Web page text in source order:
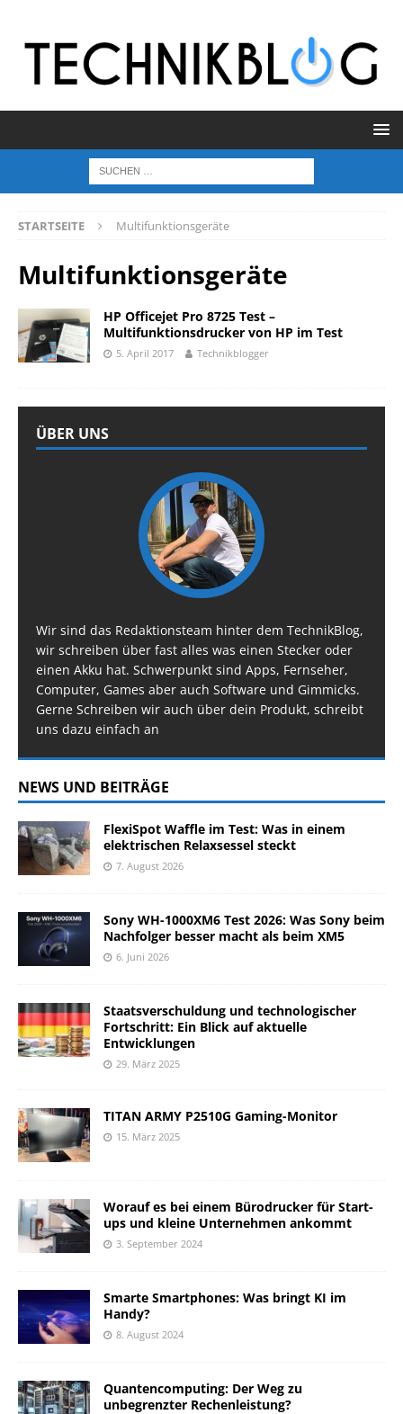
STARTSEITE Multifunktionsgeräte
Multifunktionsgeräte
HP Officejet Pro 8725 Test –
Multifunktionsdrucker von HP im Test
5. April 2017 Technikblogger
ÜBER UNS
Wir sind das Redaktionsteam hinter dem TechnikBlog,
wir schreiben über fast alles was einen Stecker oder
einen Akku hat. Schwerpunkt sind Apps, Fernseher,
Computer, Games aber auch Software und Gimmicks.
Gerne Schreiben wir auch über dein Produkt, schreibt
uns dazu einfach an
NEWS UND BEITRÄGE
FlexiSpot Waffle im Test: Was in einem
elektrischen Relaxsessel steckt
7. August 2026
Sony WH-1000XM6 Test 2026: Was Sony beim
Nachfolger besser macht als beim XM5
6. Juni 2026
Staatsverschuldung und technologischer
Fortschritt: Ein Blick auf aktuelle
Entwicklungen
29. März 2025
TITAN ARMY P2510G Gaming-Monitor
15. März 2025
Worauf es bei einem Bürodrucker für Start-
ups und kleine Unternehmen ankommt
3. September 2024
Smarte Smartphones: Was bringt KI im
Handy?
8. August 2024
Quantencomputing: Der Weg zu
unbegrenzter Rechenleistung?